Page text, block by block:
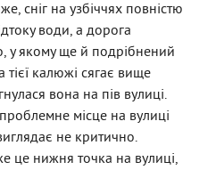
сніг на узбіччях повністю
води, а дорога
у якому ще й подрібнений
тієї калюжі сягає вище
вона на пів вулиці.
місце на вулиці
не критично.
це нижня точка на вулиці,